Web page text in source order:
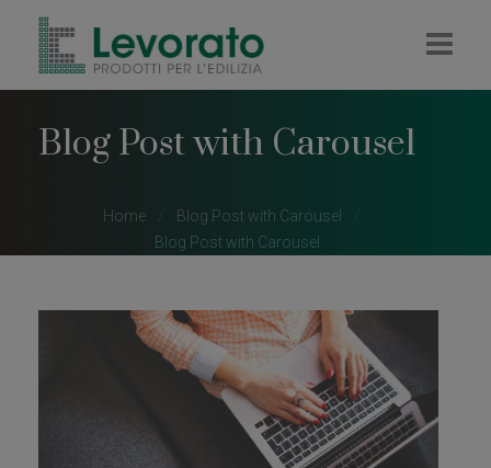
AZIENDA
COLORIFICIO
Blog Post with Carousel
Home
Blog Post with Carousel
Blog Post with Carousel